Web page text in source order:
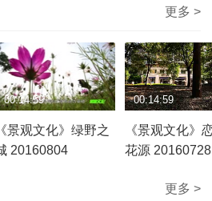
更多 >
《景观文化》绿野之
城 20160804
00:14:59
《景观文化》
花源 20160728
00:14:59
更多 >